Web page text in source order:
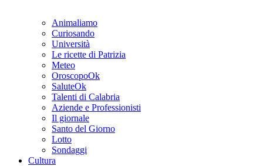
Animaliamo
Curiosando
Università
Le ricette di Patrizia
Meteo
OroscopoOk
SaluteOk
Talenti di Calabria
Aziende e Professionisti
Il giornale
Santo del Giorno
Lotto
Sondaggi
Cultura